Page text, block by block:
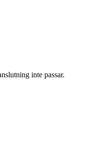
inte passar.